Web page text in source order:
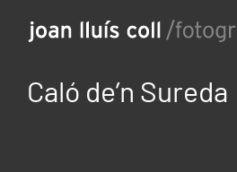
Caló de’n Sureda